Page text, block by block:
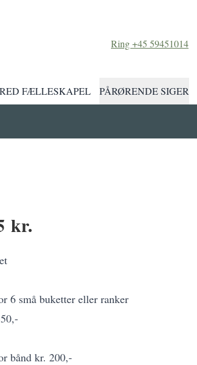
Ring +45 59451014
FÆLLESKAPEL PÅRØRENDE SIGER
kr.
6 små buketter eller ranker
bånd kr. 200,-